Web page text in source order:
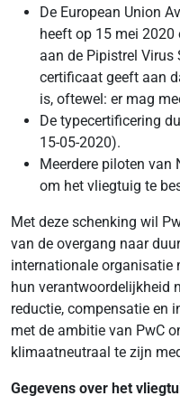
De European Union
heeft op 15 mei 2020
aan de Pipistrel Virus
certificaat geeft aan
is, oftewel: er mag
De typecertificering
15-05-2020).
Meerdere piloten van
om het vliegtuig te
Met deze schenking wil
van de overgang naar
internationale organisatie
hun verantwoordelijkheid
reductie, compensatie en
met de ambitie van PwC
klimaatneutraal te zijn
Gegevens over het